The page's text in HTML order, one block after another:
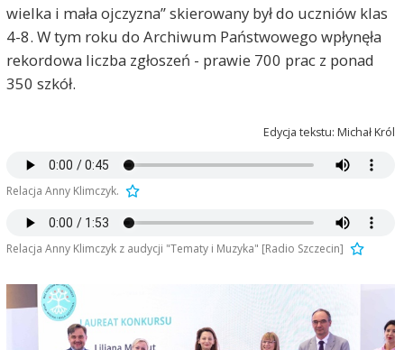
wielka i mała ojczyzna” skierowany był do uczniów klas
4-8. W tym roku do Archiwum Państwowego wpłynęła
rekordowa liczba zgłoszeń - prawie 700 prac z ponad
350 szkół.
Edycja tekstu: Michał Król
Relacja Anny Klimczyk.
Relacja Anny Klimczyk z audycji "Tematy i Muzyka" [Radio Szczecin]